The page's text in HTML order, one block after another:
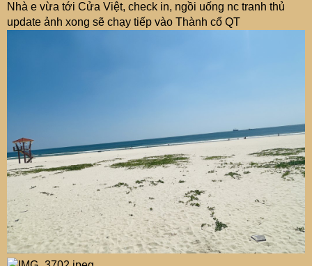
Nhà e vừa tới Cửa Việt, check in, ngồi uống nc tranh thủ
update ảnh xong sẽ chạy tiếp vào Thành cổ QT